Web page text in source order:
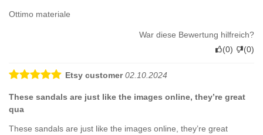
Ottimo materiale
War diese Bewertung hilfreich?
(0) (0)
Etsy customer 02.10.2024
These sandals are just like the images online, they’re great
qua
These sandals are just like the images online, they’re great